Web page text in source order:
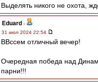
Выделять никого не охота,
Eduard -
31 июл 2024 22:54
ВВссем отличный вечер!
Очередная победа над
парни!!!